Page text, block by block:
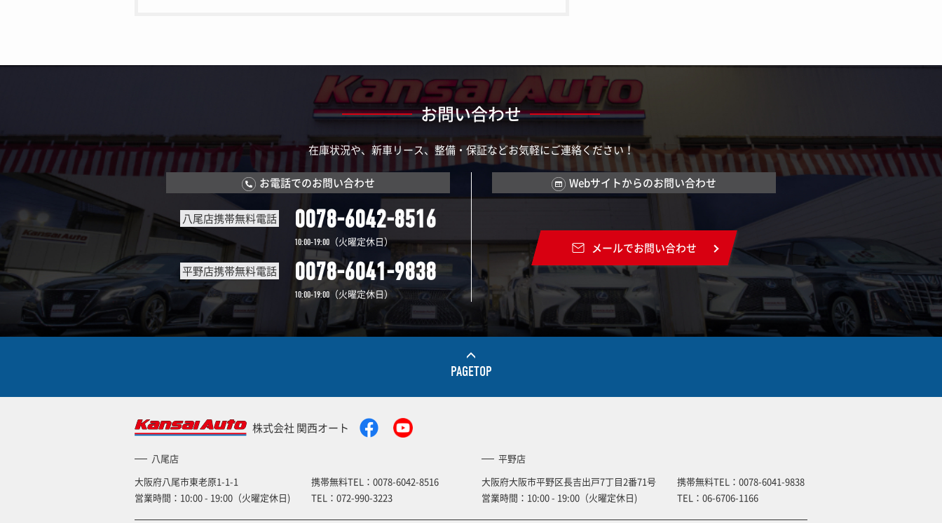
お問い合わせ
在庫状況や、新車リース、整備・保証などお気軽にご連絡ください！
お電話でのお問い合わせ
八尾店携帯無料電話 0078-6042-8516
10:00-19:00 （火曜定休日）
平野店携帯無料電話 0078-6041-9838
10:00-19:00 （火曜定休日）
Webサイトからのお問い合わせ
メールでお問い合わせ
PAGETOP
株式会社 関西オート
八尾店
大阪府八尾市東老原1-1-1
営業時間：10:00 - 19:00（火曜定休日)
携帯無料TEL： 0078-6042-8516
TEL： 072-990-3223
平野店
大阪府大阪市平野区長吉出戸7丁目2番71号
営業時間：10:00 - 19:00（火曜定休日)
携帯無料TEL： 0078-6041-9838
TEL： 06-6706-1166